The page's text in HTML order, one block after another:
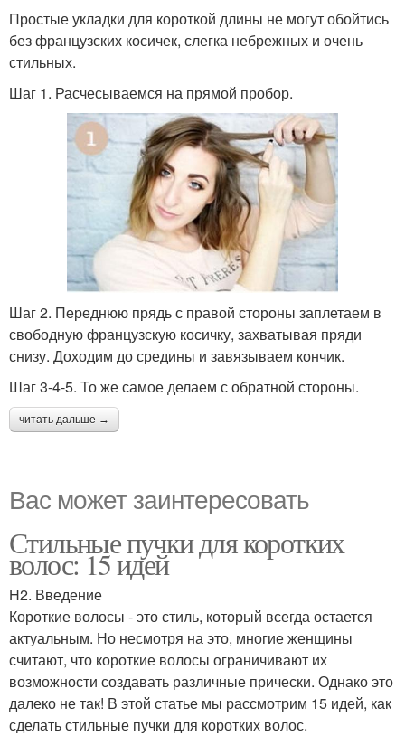
Простые укладки для короткой длины не могут обойтись
без французских косичек, слегка небрежных и очень
стильных.
Шаг 1. Расчесываемся на прямой пробор.
Шаг 2. Переднюю прядь с правой стороны заплетаем в
свободную французскую косичку, захватывая пряди
снизу. Доходим до средины и завязываем кончик.
Шаг 3-4-5. То же самое делаем с обратной стороны.
читать дальше →
Вас может заинтересовать
Стильные пучки для коротких
волос: 15 идей
H2. Введение
Короткие волосы - это стиль, который всегда остается
актуальным. Но несмотря на это, многие женщины
считают, что короткие волосы ограничивают их
возможности создавать различные прически. Однако это
далеко не так! В этой статье мы рассмотрим 15 идей, как
сделать стильные пучки для коротких волос.